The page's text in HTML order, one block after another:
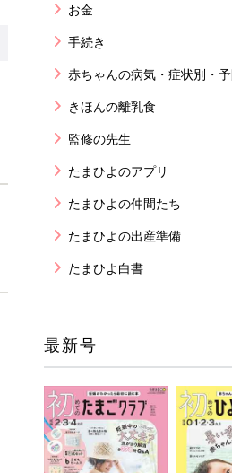
お金
手続き
赤ちゃんの病気・症状別・
きほんの離乳食
監修の先生
たまひよのアプリ
たまひよの仲間たち
たまひよの出産準備
たまひよ白書
最新号